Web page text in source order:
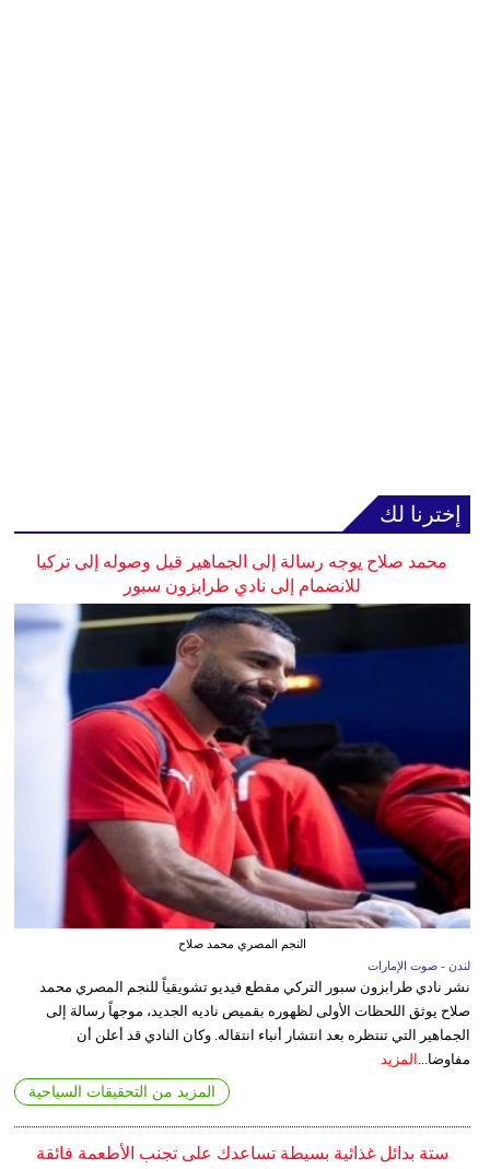
إخترنا لك
محمد صلاح يوجه رسالة إلى الجماهير قبل وصوله إلى تركيا
للانضمام إلى نادي طرابزون سبور
النجم المصري محمد صلاح
لندن - صوت الإمارات
نشر نادي طرابزون سبور التركي مقطع فيديو تشويقياً للنجم المصري محمد
صلاح يوثق اللحظات الأولى لظهوره بقميص ناديه الجديد، موجهاً رسالة إلى
الجماهير التي تنتظره بعد انتشار أنباء انتقاله. وكان النادي قد أعلن أن
مفاوضا... المزيد
المزيد من التحقيقات السياحية
ستة بدائل غذائية بسيطة تساعدك على تجنب الأطعمة فائقة